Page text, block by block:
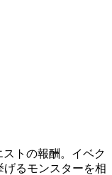
トの報酬。イベク
るモンスターを相